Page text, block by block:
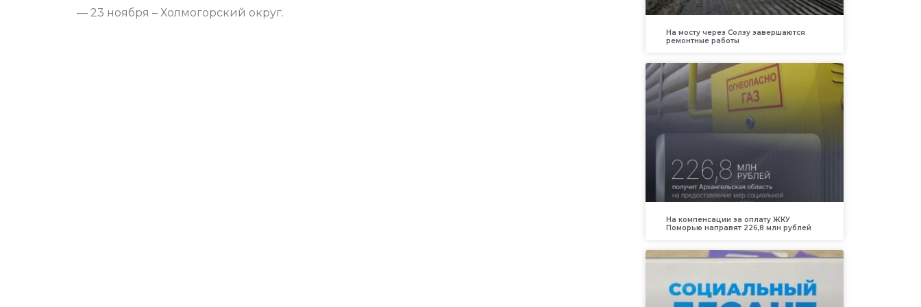
— 23 ноября – Холмогорский округ.
На мосту через Солзу завершаются
ремонтные работы
На компенсации за оплату ЖКУ
Поморью направят 226,8 млн рублей